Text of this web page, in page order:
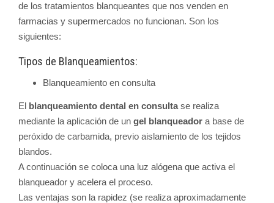
de los tratamientos blanqueantes que nos venden en
farmacias y supermercados no funcionan. Son los
siguientes:
Tipos de Blanqueamientos:
Blanqueamiento en consulta
El blanqueamiento dental en consultase realiza
mediante la aplicación de un gel blanqueador a base de
peróxido de carbamida, previo aislamiento de los tejidos
blandos.
A continuación se coloca una luz alógena que activa el
blanqueador y acelera el proceso.
Las ventajas son la rapidez (se realiza aproximadamente